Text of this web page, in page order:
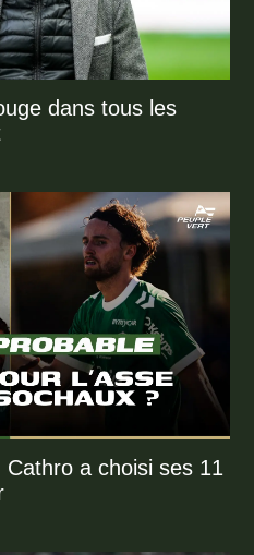
dans tous les
a choisi ses 11